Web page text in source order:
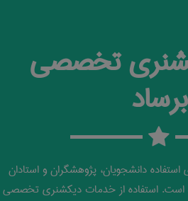
تخصصی
برساد
دانشجویان، پژوهشگران و استادان
استفاده از خدمات دیکشنری تخصصی